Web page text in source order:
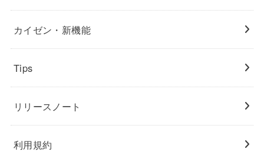
カイゼン・新機能
Tips
リリースノート
利用規約